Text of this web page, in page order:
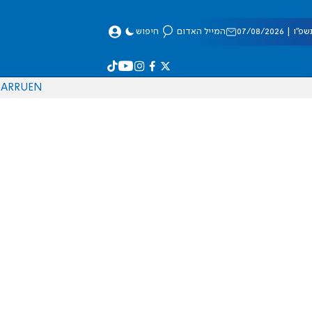
08/2026 המייל האדום חיפוש
EN
RU
AR